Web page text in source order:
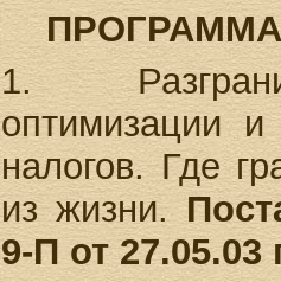
1.
оптимизации
налогов. Где
из жизни.
9-П от 27.05.03